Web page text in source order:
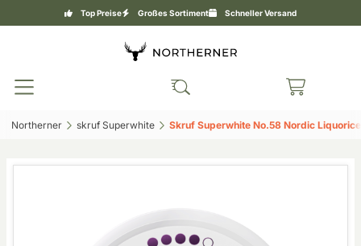
Top Preise Großes Sortiment Schneller Versand
Northerner‎ skruf Superwhite‎ Skruf Superwhite No.58 Nordic Liquorice